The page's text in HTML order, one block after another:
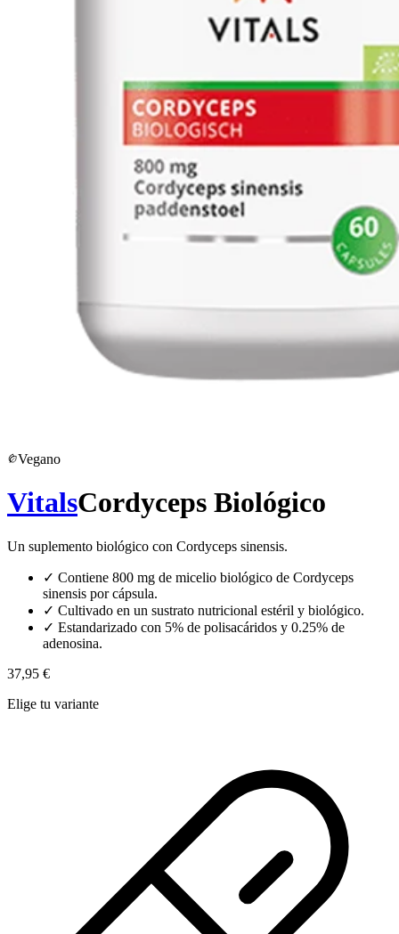
Vegano
VitalsCordyceps Biológico
Un suplemento biológico con Cordyceps sinensis.
✓ Contiene 800 mg de micelio biológico de Cordyceps
sinensis por cápsula.
✓ Cultivado en un sustrato nutricional estéril y biológico.
✓ Estandarizado con 5% de polisacáridos y 0.25% de
adenosina.
37,95 €
Elige tu variante